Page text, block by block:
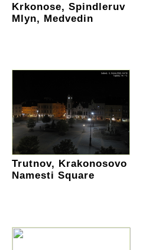
Krkonose, Spindleruv
Mlyn, Medvedin
Trutnov, Krakonosovo
Namesti Square